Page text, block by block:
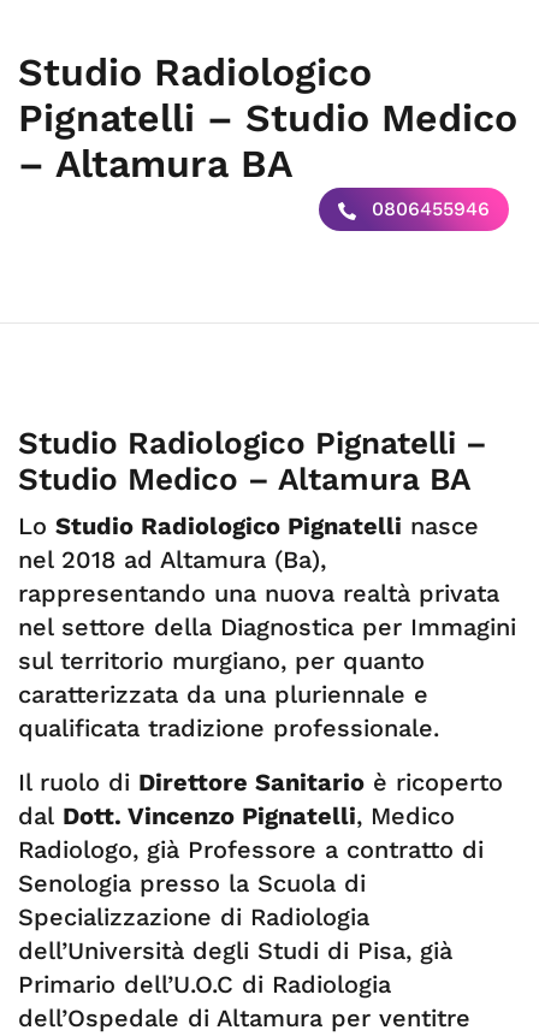
Studio Radiologico
Pignatelli – Studio Medico
– Altamura BA
0806455946
Studio Radiologico Pignatelli –
Studio Medico – Altamura BA
Lo Studio Radiologico Pignatelli nasce
nel 2018 ad Altamura (Ba),
rappresentando una nuova realtà privata
nel settore della Diagnostica per Immagini
sul territorio murgiano, per quanto
caratterizzata da una pluriennale e
qualificata tradizione professionale.
Il ruolo di Direttore Sanitario è ricoperto
dal Dott. Vincenzo Pignatelli, Medico
Radiologo, già Professore a contratto di
Senologia presso la Scuola di
Specializzazione di Radiologia
dell’Università degli Studi di Pisa, già
Primario dell’U.O.C di Radiologia
dell’Ospedale di Altamura per ventitre